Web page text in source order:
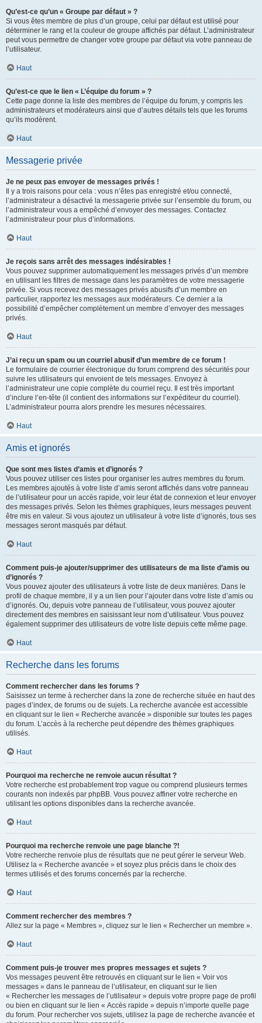
Qu’est-ce qu’un « Groupe par défaut » ?
Si vous êtes membre de plus d’un groupe, celui par défaut est utilisé pour
déterminer le rang et la couleur de groupe affichés par défaut. L’administrateur
peut vous permettre de changer votre groupe par défaut via votre panneau de
l’utilisateur.
Haut
Qu’est-ce que le lien « L’équipe du forum » ?
Cette page donne la liste des membres de l’équipe du forum, y compris les
administrateurs et modérateurs ainsi que d’autres détails tels que les forums
qu’ils modèrent.
Haut
Messagerie privée
Je ne peux pas envoyer de messages privés !
Il y a trois raisons pour cela : vous n’êtes pas enregistré et/ou connecté,
l’administrateur a désactivé la messagerie privée sur l’ensemble du forum, ou
l’administrateur vous a empêché d’envoyer des messages. Contactez
l’administrateur pour plus d’informations.
Haut
Je reçois sans arrêt des messages indésirables !
Vous pouvez supprimer automatiquement les messages privés d’un membre
en utilisant les filtres de message dans les paramètres de votre messagerie
privée. Si vous recevez des messages privés abusifs d’un membre en
particulier, rapportez les messages aux modérateurs. Ce dernier a la
possibilité d’empêcher complètement un membre d’envoyer des messages
privés.
Haut
J’ai reçu un spam ou un courriel abusif d’un membre de ce forum !
Le formulaire de courrier électronique du forum comprend des sécurités pour
suivre les utilisateurs qui envoient de tels messages. Envoyez à
l’administrateur une copie complète du courriel reçu. Il est très important
d’inclure l’en-tête (il contient des informations sur l’expéditeur du courriel).
L’administrateur pourra alors prendre les mesures nécessaires.
Haut
Amis et ignorés
Que sont mes listes d’amis et d’ignorés ?
Vous pouvez utiliser ces listes pour organiser les autres membres du forum.
Les membres ajoutés à votre liste d’amis seront affichés dans votre panneau
de l’utilisateur pour un accès rapide, voir leur état de connexion et leur envoyer
des messages privés. Selon les thèmes graphiques, leurs messages peuvent
être mis en valeur. Si vous ajoutez un utilisateur à votre liste d’ignorés, tous ses
messages seront masqués par défaut.
Haut
Comment puis-je ajouter/supprimer des utilisateurs de ma liste d’amis ou
d’ignorés ?
Vous pouvez ajouter des utilisateurs à votre liste de deux manières. Dans le
profil de chaque membre, il y a un lien pour l’ajouter dans votre liste d’amis ou
d’ignorés. Ou, depuis votre panneau de l’utilisateur, vous pouvez ajouter
directement des membres en saisissant leur nom d’utilisateur. Vous pouvez
également supprimer des utilisateurs de votre liste depuis cette même page.
Haut
Recherche dans les forums
Comment rechercher dans les forums ?
Saisissez un terme à rechercher dans la zone de recherche située en haut des
pages d’index, de forums ou de sujets. La recherche avancée est accessible
en cliquant sur le lien « Recherche avancée » disponible sur toutes les pages
du forum. L’accès à la recherche peut dépendre des thèmes graphiques
utilisés.
Haut
Pourquoi ma recherche ne renvoie aucun résultat ?
Votre recherche est probablement trop vague ou comprend plusieurs termes
courants non indexés par phpBB. Vous pouvez affiner votre recherche en
utilisant les options disponibles dans la recherche avancée.
Haut
Pourquoi ma recherche renvoie une page blanche ?!
Votre recherche renvoie plus de résultats que ne peut gérer le serveur Web.
Utilisez la « Recherche avancée » et soyez plus précis dans le choix des
termes utilisés et des forums concernés par la recherche.
Haut
Comment rechercher des membres ?
Allez sur la page « Membres », cliquez sur le lien « Rechercher un membre ».
Haut
Comment puis-je trouver mes propres messages et sujets ?
Vos messages peuvent être retrouvés en cliquant sur le lien « Voir vos
messages » dans le panneau de l’utilisateur, en cliquant sur le lien
« Rechercher les messages de l’utilisateur » depuis votre propre page de profil
ou bien en cliquant sur le lien « Accès rapide » depuis n’importe quelle page
du forum. Pour rechercher vos sujets, utilisez la page de recherche avancée et